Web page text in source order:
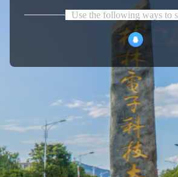
Use the following ways to